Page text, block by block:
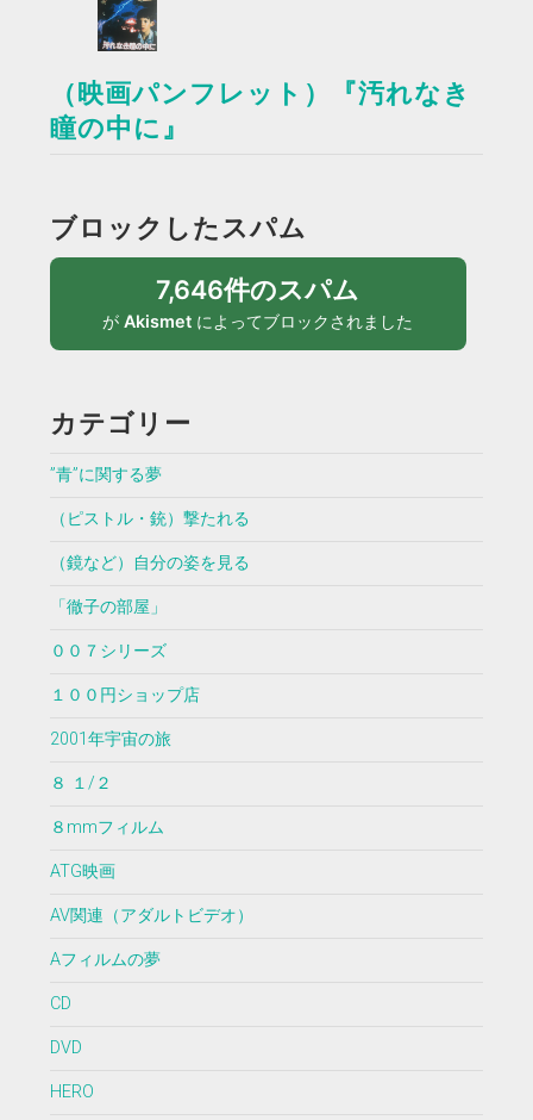
（映画パンフレット）『汚れなき
瞳の中に』
ブロックしたスパム
7,646件のスパム
がAkismet によってブロックされました
カテゴリー
”青”に関する夢
（ピストル・銃）撃たれる
（鏡など）自分の姿を見る
「徹子の部屋」
００７シリーズ
１００円ショップ店
2001年宇宙の旅
８ １/２
８mmフィルム
ATG映画
AV関連（アダルトビデオ）
Aフィルムの夢
CD
DVD
HERO